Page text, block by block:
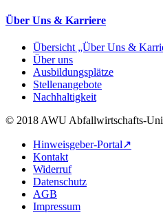
Über Uns & Karriere
Übersicht „Über Uns &
Über uns
Ausbildungsplätze
Stellenangebote
Nachhaltigkeit
© 2018 AWU Abfallwirtschafts-
Hinweisgeber-Portal↗
Kontakt
Widerruf
Datenschutz
AGB
Impressum